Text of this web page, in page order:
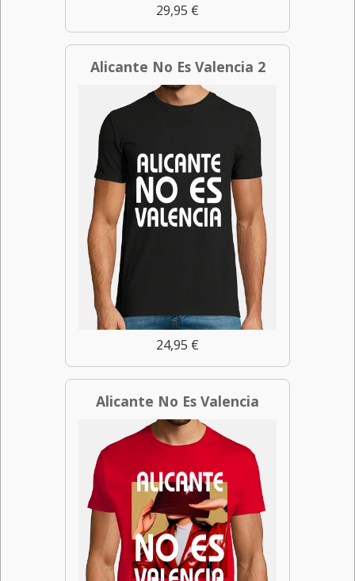
29,95 €
Alicante No Es Valencia 2
24,95 €
Alicante No Es Valencia